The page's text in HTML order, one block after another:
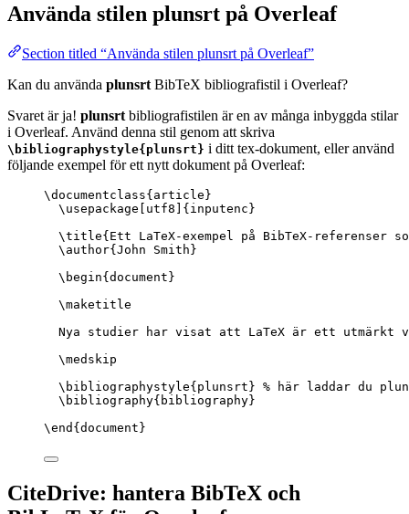
Använda stilen plunsrt på Overleaf
Section titled “Använda stilen plunsrt på Overleaf”
Kan du använda plunsrtBibTeX bibliografistil i Overleaf?
Svaret är ja! plunsrtbibliografistilen är en av många inbyggda stilar
i Overleaf. Använd denna stil genom att skriva
\bibliographystyle{plunsrt} i ditt tex-dokument, eller använd
följande exempel för ett nytt dokument på Overleaf:
\documentclass{ article }
\usepackage
utf8 ]{ inputenc }
\title{Ett LaTeX-exempel på BibTeX-
\author{John Smith}
\begin{ document }
\maketitle
Nya studier har visat att LaTeX är ett utmärkt
\medskip
\bibliographystyle{plunsrt} % här laddar du
\bibliography{bibliography}
\end { document }
CiteDrive: hantera BibTeX och